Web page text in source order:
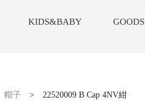
KIDS&BABY GOODS
帽子 > 22520009 B Cap 4NV紺